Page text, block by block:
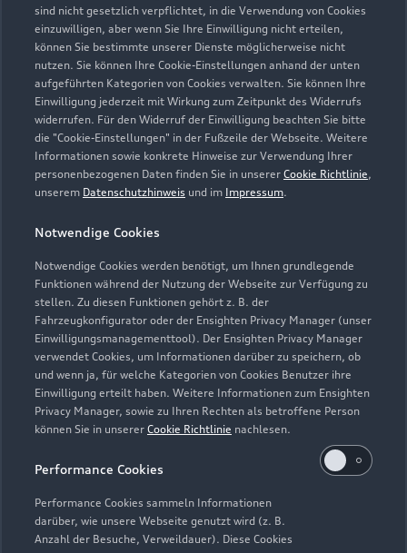
sind nicht gesetzlich verpflichtet, in die Verwendung von Cookies
einzuwilligen, aber wenn Sie Ihre Einwilligung nicht erteilen,
können Sie bestimmte unserer Dienste möglicherweise nicht
nutzen. Sie können Ihre Cookie-Einstellungen anhand der unten
aufgeführten Kategorien von Cookies verwalten. Sie können Ihre
Einwilligung jederzeit mit Wirkung zum Zeitpunkt des Widerrufs
widerrufen. Für den Widerruf der Einwilligung beachten Sie bitte
die "Cookie-Einstellungen" in der Fußzeile der Webseite. Weitere
Informationen sowie konkrete Hinweise zur Verwendung Ihrer
personenbezogenen Daten finden Sie in unserer Cookie Richtlinie,
unserem Datenschutzhinweis und im Impressum.
Notwendige Cookies
Notwendige Cookies werden benötigt, um Ihnen grundlegende
Funktionen während der Nutzung der Webseite zur Verfügung zu
stellen. Zu diesen Funktionen gehört z. B. der
Fahrzeugkonfigurator oder der Ensighten Privacy Manager (unser
Einwilligungsmanagementtool). Der Ensighten Privacy Manager
verwendet Cookies, um Informationen darüber zu speichern, ob
und wenn ja, für welche Kategorien von Cookies Benutzer ihre
Einwilligung erteilt haben. Weitere Informationen zum Ensighten
Privacy Manager, sowie zu Ihren Rechten als betroffene Person
können Sie in unserer Cookie Richtlinie nachlesen.
Performance Cookies
Performance Cookies sammeln Informationen
darüber, wie unsere Webseite genutzt wird (z. B.
Anzahl der Besuche, Verweildauer). Diese Cookies
Serviceberater kontaktieren
Servicetermin vereinbaren
Modelle
Alle Modelle
Modelle vergleichen
Elektromodelle
Plug-in-Hybride
Kaufen & leasen
Neuwagensuche
Finanzierung
Service & Zubehör
Saisonale Angebote
Audi Services
Garantie
Kundenservice
Über Audi